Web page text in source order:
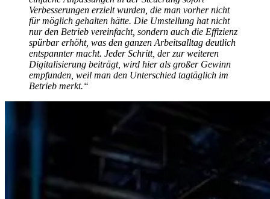
Verbesserungen erzielt wurden, die man vorher nicht
für möglich gehalten hätte. Die Umstellung hat nicht
nur den Betrieb vereinfacht, sondern auch die Effizienz
spürbar erhöht, was den ganzen Arbeitsalltag deutlich
entspannter macht. Jeder Schritt, der zur weiteren
Digitalisierung beiträgt, wird hier als großer Gewinn
empfunden, weil man den Unterschied tagtäglich im
Betrieb merkt.“